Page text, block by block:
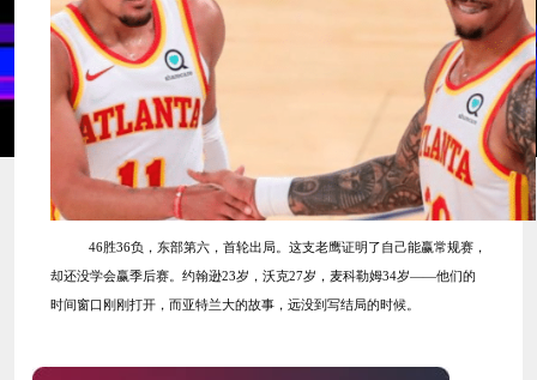
46胜36负，东部第六，首轮出局。这支老鹰证明了自己能赢常规赛，
却还没学会赢季后赛。约翰逊23岁，沃克27岁，麦科勒姆34岁——他们的
时间窗口刚刚打开，而亚特兰大的故事，远没到写结局的时候。